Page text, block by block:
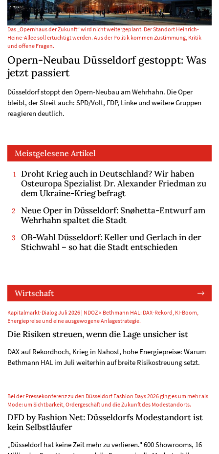
Das „Opernhaus der Zukunft“ wird nicht weitergeplant. Der Standort Heinrich-
Heine-Allee soll ertüchtigt werden. Aus der Politik kommen Zustimmung, Kritik
und offene Fragen.
Opern-Neubau Düsseldorf gestoppt: Was
jetzt passiert
Düsseldorf stoppt den Opern-Neubau am Wehrhahn. Die Oper
bleibt, der Streit auch: SPD/Volt, FDP, Linke und weitere Gruppen
reagieren deutlich.
Meistgelesene Artikel
Droht Krieg auch in Deutschland? Wir haben
Osteuropa Spezialist Dr. Alexander Friedman zu
dem Ukraine-Krieg befragt
Neue Oper in Düsseldorf: Snøhetta-Entwurf am
Wehrhahn spaltet die Stadt
OB-Wahl Düsseldorf: Keller und Gerlach in der
Stichwahl – so hat die Stadt entschieden
Wirtschaft
Kapitalmarkt-Dialog Juli 2026 | NDOZ × Bethmann HAL: DAX-Rekord, KI-Boom,
Energiepreise und eine ausgewogene Anlagestrategie.
Die Risiken streuen, wenn die Lage unsicher ist
DAX auf Rekordhoch, Krieg in Nahost, hohe Energiepreise: Warum
Bethmann HAL im Juli weiterhin auf breite Risikostreuung setzt.
Bei der Pressekonferenz zu den Düsseldorf Fashion Days 2026 ging es um mehr als
Mode: um Sichtbarkeit, Ordergeschäft und die Zukunft des Modestandorts.
DFD by Fashion Net: Düsseldorfs Modestandort ist
kein Selbstläufer
„Düsseldorf hat keine Zeit mehr zu verlieren." 600 Showrooms, 16